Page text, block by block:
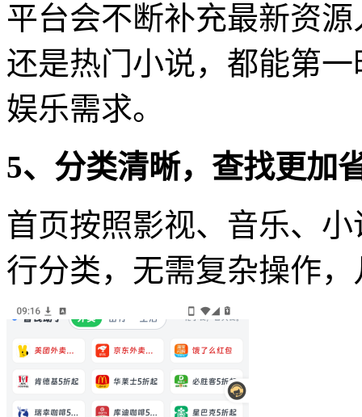
平台会不断补充最新资
还是热门小说，都能第
娱乐需求。
5、分类清晰，查找更加
首页按照影视、音乐、
行分类，无需复杂操作